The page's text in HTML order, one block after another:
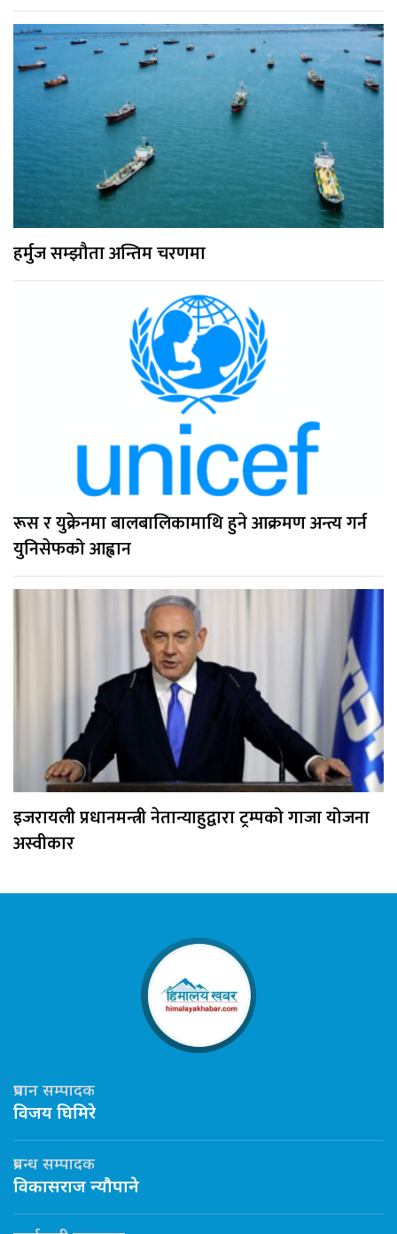
हर्मुज सम्झौता अन्तिम चरणमा
रूस र युक्रेनमा बालबालिकामाथि हुने आक्रमण अन्त्य गर्न
युनिसेफको आह्वान
इजरायली प्रधानमन्त्री नेतान्याहुद्वारा ट्रम्पको गाजा योजना
अस्वीकार
प्रधान सम्पादक
विजय घिमिरे
प्रबन्ध सम्पादक
विकासराज न्यौपाने